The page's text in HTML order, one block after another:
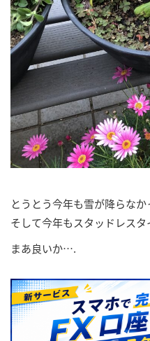
とうとう今年も雪が降らなか
そして今年もスタッドレスタ
まあ良いか….